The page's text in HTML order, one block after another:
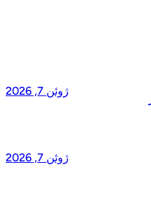
ژوئن 7, 2026
ژوئن 7, 2026